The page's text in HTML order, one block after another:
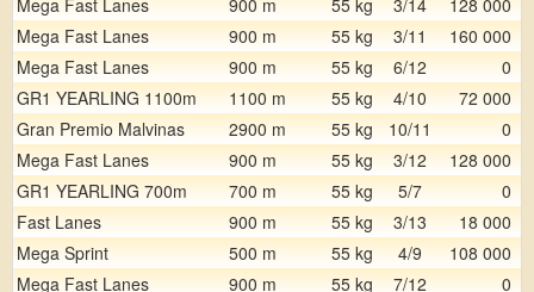
Mega Fast Lanes
900 m 55 kg 3/14 128 000
Mega Fast Lanes
900 m 55 kg 3/11 160 000
Mega Fast Lanes
900 m 55 kg 6/12 0
GR1 YEARLING 1100m
1100 m 55 kg 4/10 72 000
Gran Premio Malvinas
2900 m 55 kg 10/11 0
Mega Fast Lanes
900 m 55 kg 3/12 128 000
GR1 YEARLING 700m
700 m 55 kg 5/7 0
Fast Lanes
900 m 55 kg 3/13 18 000
Mega Sprint
500 m 55 kg 4/9 108 000
Mega Fast Lanes
900 m 55 kg 7/12 0